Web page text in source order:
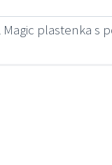
Magic plastenka s